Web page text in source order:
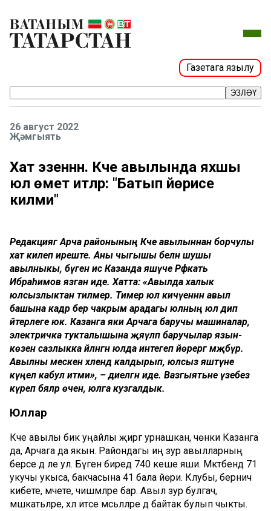
Газетага язылу
ЭЗЛӘҮ
26 август 2022
Җәмгыять
Хат эзеннән. Кәче авылында яхшы
юл өмет итәләр: "Батып йөрисе
килми"
Редакциягә Арча районының Кәче авылыннан борчулы
хат килеп иреште. Аны чыгышы белән шушы
авылныкы, бүген исә Казанда яшәүче Рәфкать
Ибраһимов язган иде. Хатта: «Авылда халык
юлсызлыктан тилмерә. Тимер юл кичүеннән авыл
башына кадәр бер чакрым арадагы юлның юл дип
әйтерлеге юк. Казанга яки Арчага баручы машиналар,
электричка тукталышына җәяүләп баручылар язын-
көзен сазлыкка әйләнгән юлда интегеп йөрергә мәҗбүр.
Авылны мескен хәлендә калдырып, юлсыз яшәтүне
күңел кабул итми», – диелгән иде. Вазгыятьне үзебез
күреп бәяләр өчен, юлга кузгалдык.
Юллар
Кәче авылы бик уңайлы җиргә урнашкан, чөнки Казанга
да, Арчага да якын. Райондагы иң зур авылларның
берсе дә әле ул. Бүген биредә 740 кеше яши. Мәктәбендә 71
укучы укыса, бакчасына 41 бала йөри. Клубы, берничә
кибете, мәчете, чишмәләре бар. Авыл зур булгач,
мәшәкатьләре, хәл итәсе мәсьәләләре дә байтак булып чыкты.